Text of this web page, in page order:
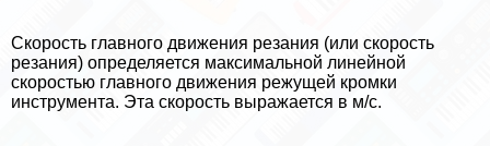
Скорость главного движения резания (или скорость
резания) определяется максимальной линейной
скоростью главного движения режущей кромки
инструмента. Эта скорость выражается в м/с.